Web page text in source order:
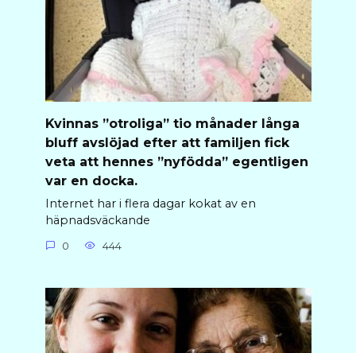
Kvinnas ”otroliga” tio månader långa
bluff avslöjad efter att familjen fick
veta att hennes ”nyfödda” egentligen
var en docka.
Internet har i flera dagar kokat av en
häpnadsväckande
0 444